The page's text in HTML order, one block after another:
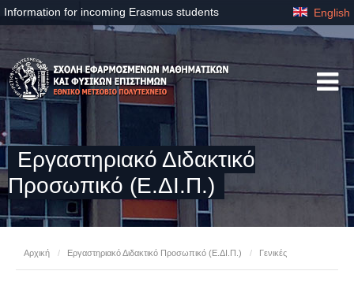
Information for incoming Erasmus students English
Εργαστηριακό Διδακτικό
Προσωπικό (Ε.ΔΙ.Π.)
Αρχική / Εργαστηριακό Διδακτικό Προσωπικό (Ε.ΔΙ.Π.) / Γενικές